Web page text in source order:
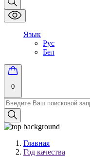
Язык
Рус
Бел
0
Главная
Год качества